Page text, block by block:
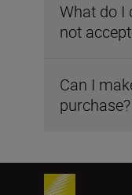
What do I
not
Can I
purchase?